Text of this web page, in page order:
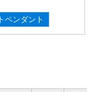
ペンダント